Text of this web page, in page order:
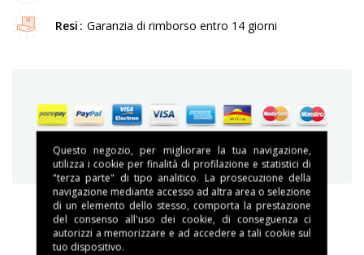
Resi Garanzia di rimborso entro 14 giorni
Garantiamo acquisti sicuri e protetti
DESCRIZIONE
Questo negozio, per migliorare la tua navigazione,
utilizza i cookie per finalità di profilazione e statistici di
"terza parte" di tipo analitico. La prosecuzione della
navigazione mediante accesso ad altra area o selezione
di un elemento dello stesso, comporta la prestazione
del consenso all'uso dei cookie, di conseguenza ci
autorizzi a memorizzare e ad accedere a tali cookie sul
tuo dispositivo.